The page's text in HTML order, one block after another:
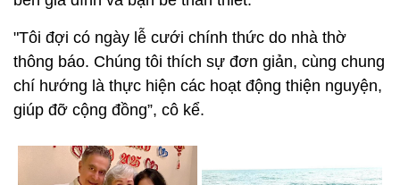
"Tôi đợi có ngày lễ cưới chính thức do nhà thờ
thông báo. Chúng tôi thích sự đơn giản, cùng chung
chí hướng là thực hiện các hoạt động thiện nguyện,
giúp đỡ cộng đồng”, cô kể.